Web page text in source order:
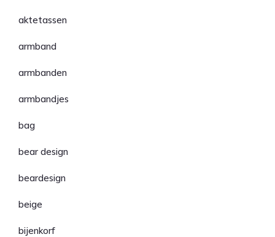
aktetassen
armband
armbanden
armbandjes
bag
bear design
beardesign
beige
bijenkorf